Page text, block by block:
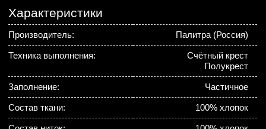
Характеристики
Производитель: Палитра (Россия)
Техника выполнения:
Счётный крест
Полукрест
Заполнение: Частичное
Состав ткани: 100% хлопок